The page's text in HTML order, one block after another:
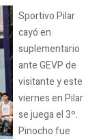
Sportivo Pilar
cayó en
suplementario
ante GEVP de
visitante y este
viernes en Pilar
se juega el 3º.
Pinocho fue